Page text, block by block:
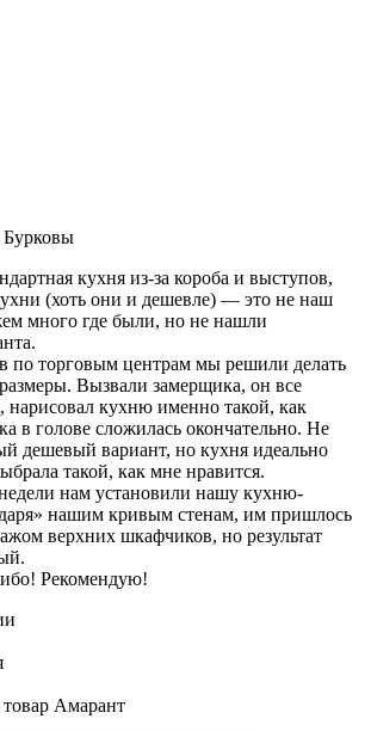
кухня из-за короба и выступов,
(хоть они и дешевле) — это не наш
много где были, но не нашли
по торговым центрам мы решили делать
Вызвали замерщика, он все
нарисовал кухню именно такой, как
в голове сложилась окончательно. Не
дешевый вариант, но кухня идеально
такой, как мне нравится.
нам установили нашу кухню-
нашим кривым стенам, им пришлось
верхних шкафчиков, но результат
Рекомендую!
Амарант